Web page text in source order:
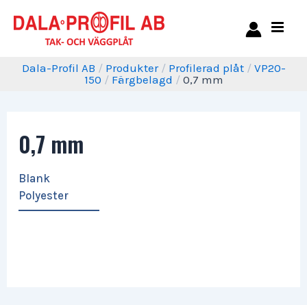
Dala-Profil AB / Produkter / Profilerad plåt / VP20-
150 / Färgbelagd / 0,7 mm
0,7 mm
Blank
Polyester